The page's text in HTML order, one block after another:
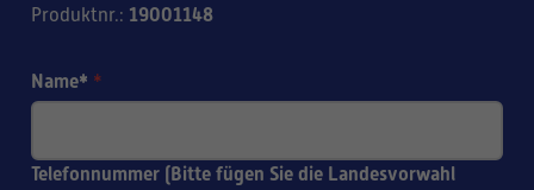
Produktnr.: 19001148
Name* *
Telefonnummer (Bitte fügen Sie die Landesvorwahl